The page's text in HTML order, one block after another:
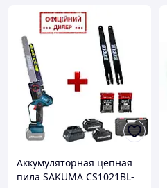
Аккумуляторная цепная
пила SAKUMA CS1021BL-